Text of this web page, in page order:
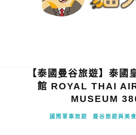
【泰國曼谷旅遊】泰國
館 ROYAL THAI
MUSEUM
國際軍事旅遊 曼谷旅遊與美食